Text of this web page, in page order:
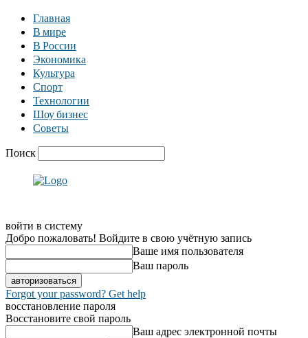
Главная
В мире
В России
Экономика
Культура
Спорт
Технологии
Шоу бизнес
Советы
Поиск
войти в систему
Добро пожаловать! Войдите в свою учётную запись
Ваше имя пользователя
Ваш пароль
Forgot your password? Get help
восстановление пароля
Восстановите свой пароль
Ваш адрес электронной почты